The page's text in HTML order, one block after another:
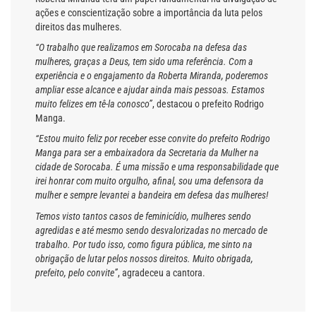
ações e conscientização sobre a importância da luta pelos
direitos das mulheres.
“O trabalho que realizamos em Sorocaba na defesa das
mulheres, graças a Deus, tem sido uma referência. Com a
experiência e o engajamento da Roberta Miranda, poderemos
ampliar esse alcance e ajudar ainda mais pessoas. Estamos
muito felizes em tê-la conosco”, destacou o prefeito Rodrigo
Manga.
“Estou muito feliz por receber esse convite do prefeito Rodrigo
Manga para ser a embaixadora da Secretaria da Mulher na
cidade de Sorocaba. É uma missão e uma responsabilidade que
irei honrar com muito orgulho, afinal, sou uma defensora da
mulher e sempre levantei a bandeira em defesa das mulheres!
Temos visto tantos casos de feminicídio, mulheres sendo
agredidas e até mesmo sendo desvalorizadas no mercado de
trabalho. Por tudo isso, como figura pública, me sinto na
obrigação de lutar pelos nossos direitos. Muito obrigada,
prefeito, pelo convite”, agradeceu a cantora.